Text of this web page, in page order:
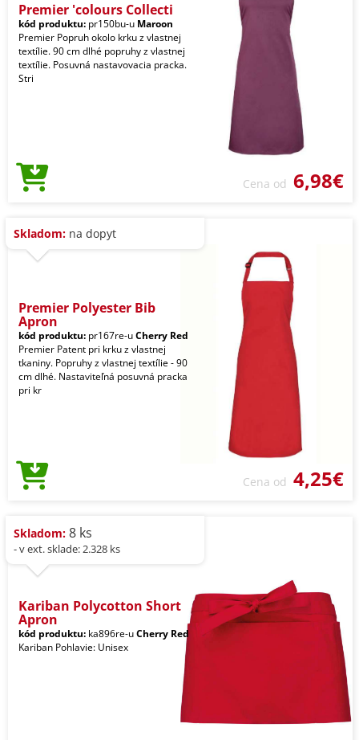
Premier 'colours Collecti
kód produktu: pr150bu-u Maroon
Premier Popruh okolo krku z vlastnej
textílie. 90 cm dlhé popruhy z vlastnej
textílie. Posuvná nastavovacia pracka.
Stri
Cena od 6,98€
Skladom: na dopyt
Premier Polyester Bib
Apron
kód produktu: pr167re-uCherry Red
Premier Patent pri krku z vlastnej
tkaniny. Popruhy z vlastnej textílie - 90
cm dlhé. Nastaviteľná posuvná pracka
pri kr
Cena od 4,25€
Skladom: 8 ks
- v ext. sklade: 2.328 ks
Kariban Polycotton Short
Apron
kód produktu: ka896re-uCherry Red
Kariban Pohlavie: Unisex